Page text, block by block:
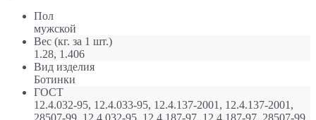
Пол
мужской
Вес (кг. за 1 шт.)
1.28, 1.406
Вид изделия
Ботинки
ГОСТ
12.4.032-95, 12.4.033-95, 12.4.137-2001, 12.4.137-2001,
28507-99, 12.4.032-95, 12.4.187-97, 12.4.187-97, 28507-99